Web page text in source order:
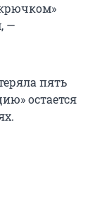
—
пять
остается